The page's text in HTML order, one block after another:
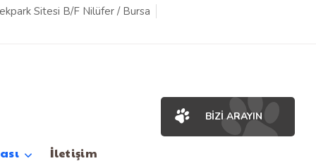
Sitesi B/F Nilüfer / Bursa
İletişim
BIZI ARAYIN